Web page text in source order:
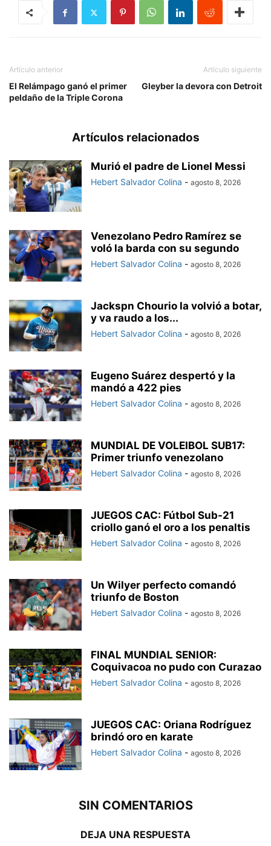
Artículo anterior
El Relámpago ganó el primer
peldaño de la Triple Corona
Artículo siguiente
Gleyber la devora con Detroit
Artículos relacionados
Murió el padre de Lionel Messi
Hebert Salvador Colina - agosto 8, 2026
Venezolano Pedro Ramírez se
voló la barda con su segundo
Hebert Salvador Colina - agosto 8, 2026
Jackspn Chourio la volvió a botar,
y va raudo a los...
Hebert Salvador Colina - agosto 8, 2026
Eugeno Suárez despertó y la
mandó a 422 pies
Hebert Salvador Colina - agosto 8, 2026
MUNDIAL DE VOLEIBOL SUB17:
Primer triunfo venezolano
Hebert Salvador Colina - agosto 8, 2026
JUEGOS CAC: Fútbol Sub-21
criollo ganó el oro a los penaltis
Hebert Salvador Colina - agosto 8, 2026
Un Wilyer perfecto comandó
triunfo de Boston
Hebert Salvador Colina - agosto 8, 2026
FINAL MUNDIAL SENIOR:
Coquivacoa no pudo con Curazao
Hebert Salvador Colina - agosto 8, 2026
JUEGOS CAC: Oriana Rodríguez
brindó oro en karate
Hebert Salvador Colina - agosto 8, 2026
SIN COMENTARIOS
DEJA UNA RESPUESTA